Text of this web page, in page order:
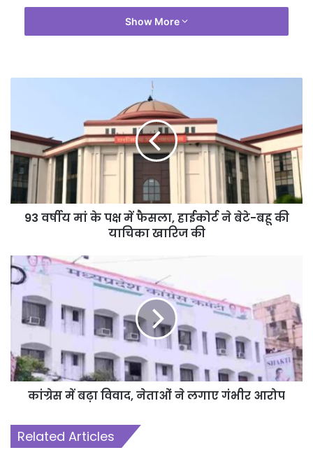
Show More
93 वर्षीय मां के पक्ष में फैसला, हाईकोर्ट ने बेटे-बहू की
याचिका खारिज की
कांग्रेस में बढ़ा विवाद, नेताओं ने लगाए गंभीर आरोप
Related Articles